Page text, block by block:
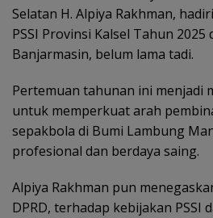
Selatan H. Alpiya Rakhman,
PSSI Provinsi Kalsel Tahun
Banjarmasin, belum lama tadi.
‎Pertemuan tahunan ini menjadi
untuk memperkuat arah
sepakbola di Bumi Lambung
profesional dan berdaya saing.
Alpiya Rakhman pun
DPRD, terhadap kebijakan PSSI